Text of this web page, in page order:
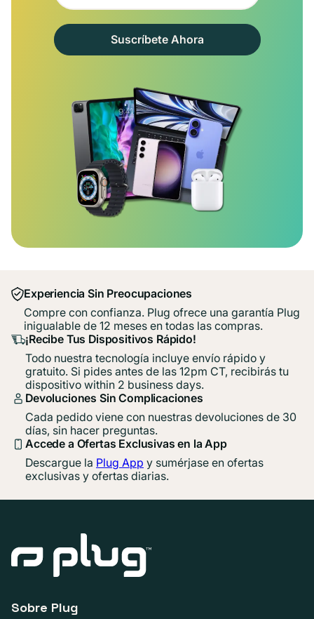
Suscríbete Ahora
Experiencia Sin Preocupaciones
Compre con confianza. Plug ofrece una garantía Plug
inigualable de 12 meses en todas las compras.
¡Recibe Tus Dispositivos Rápido!
Todo nuestra tecnología incluye envío rápido y
gratuito. Si pides antes de las 12pm CT, recibirás tu
dispositivo within 2 business days.
Devoluciones Sin Complicaciones
Cada pedido viene con nuestras devoluciones de 30
días, sin hacer preguntas.
Accede a Ofertas Exclusivas en la App
Descargue la Plug App y sumérjase en ofertas
exclusivas y ofertas diarias.
Sobre Plug